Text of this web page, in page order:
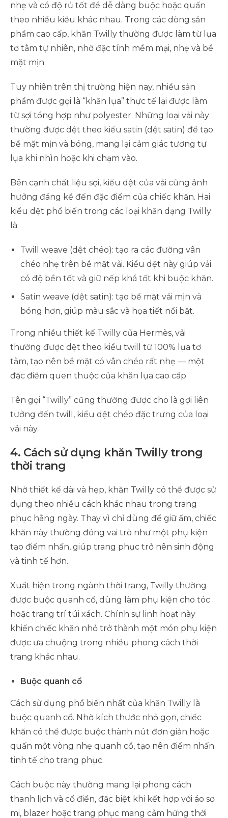
nhẹ và có độ rủ tốt để dễ dàng buộc hoặc quấn
theo nhiều kiểu khác nhau. Trong các dòng sản
phẩm cao cấp, khăn Twilly thường được làm từ lụa
tơ tằm tự nhiên, nhờ đặc tính mềm mại, nhẹ và bề
mặt mịn.
Tuy nhiên trên thị trường hiện nay, nhiều sản
phẩm được gọi là “khăn lụa” thực tế lại được làm
từ sợi tổng hợp như polyester. Những loại vải này
thường được dệt theo kiểu satin (dệt satin) để tạo
bề mặt mịn và bóng, mang lại cảm giác tương tự
lụa khi nhìn hoặc khi chạm vào.
Bên cạnh chất liệu sợi, kiểu dệt của vải cũng ảnh
hưởng đáng kể đến đặc điểm của chiếc khăn. Hai
kiểu dệt phổ biến trong các loại khăn dạng Twilly
là:
Twill weave (dệt chéo): tạo ra các đường vân
chéo nhẹ trên bề mặt vải. Kiểu dệt này giúp vải
có độ bền tốt và giữ nếp khá tốt khi buộc khăn.
Satin weave (dệt satin): tạo bề mặt vải mịn và
bóng hơn, giúp màu sắc và họa tiết nổi bật.
Trong nhiều thiết kế Twilly của Hermès, vải
thường được dệt theo kiểu twill từ 100% lụa tơ
tằm, tạo nên bề mặt có vân chéo rất nhẹ — một
đặc điểm quen thuộc của khăn lụa cao cấp.
Tên gọi “Twilly” cũng thường được cho là gợi liên
tưởng đến twill, kiểu dệt chéo đặc trưng của loại
vải này.
4. Cách sử dụng khăn Twilly trong
thời trang
Nhờ thiết kế dài và hẹp, khăn Twilly có thể được sử
dụng theo nhiều cách khác nhau trong trang
phục hằng ngày. Thay vì chỉ dùng để giữ ấm, chiếc
khăn này thường đóng vai trò như một phụ kiện
tạo điểm nhấn, giúp trang phục trở nên sinh động
và tinh tế hơn.
Xuất hiện trong ngành thời trang, Twilly thường
được buộc quanh cổ, dùng làm phụ kiện cho tóc
hoặc trang trí túi xách. Chính sự linh hoạt này
khiến chiếc khăn nhỏ trở thành một món phụ kiện
được ưa chuộng trong nhiều phong cách thời
trang khác nhau.
Buộc quanh cổ
Cách sử dụng phổ biến nhất của khăn Twilly là
buộc quanh cổ. Nhờ kích thước nhỏ gọn, chiếc
khăn có thể được buộc thành nút đơn giản hoặc
quấn một vòng nhẹ quanh cổ, tạo nên điểm nhấn
tinh tế cho trang phục.
Cách buộc này thường mang lại phong cách
thanh lịch và cổ điển, đặc biệt khi kết hợp với áo sơ
mi, blazer hoặc trang phục mang cảm hứng thời